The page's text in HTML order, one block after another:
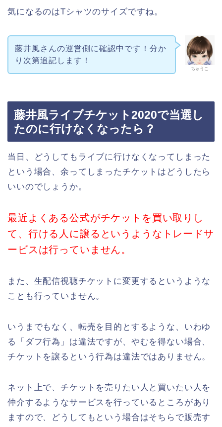
気になるのはTシャツのサイズですね。
ちゅうこ
藤井風さんの運営側に確認中です！分か
り次第追記します！
藤井風ライブチケット2020で当選し
たのに行けなくなったら？
当日、どうしてもライブに行けなくなってしまった
という場合、余ってしまったチケットはどうしたら
いいのでしょうか。
最近よくある公式がチケットを買い取りし
て、行ける人に譲るというようなトレードサ
ービスは行っていません。
また、生配信視聴チケットに変更するというような
ことも行っていません。
いうまでもなく、転売を目的とするような、いわゆ
る「ダフ行為」は違法ですが、やむを得ない場合、
チケットを譲るという行為は違法ではありません。
ネット上で、チケットを売りたい人と買いたい人を
仲介するようなサービスを行っているところがあり
ますので、どうしてもという場合はそちらで販売す